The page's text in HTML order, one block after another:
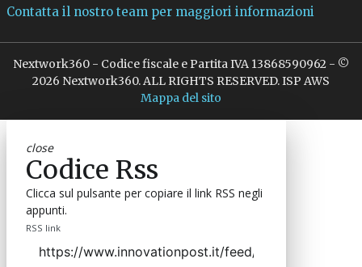
Contatta il nostro team per maggiori informazioni
Nextwork360 - Codice fiscale e Partita IVA 13868590962 - ©
2026 Nextwork360. ALL RIGHTS RESERVED. ISP AWS
Mappa del sito
close
Codice Rss
Clicca sul pulsante per copiare il link RSS negli
appunti.
RSS link